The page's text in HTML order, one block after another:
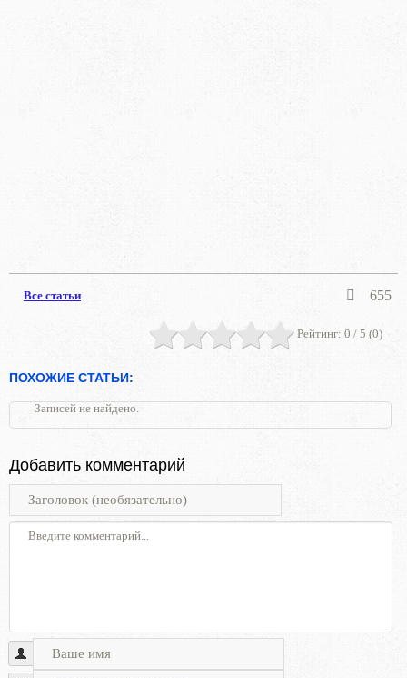
Все статьи 655
Рейтинг: 0 / 5 (0)
ПОХОЖИЕ СТАТЬИ:
Записей не найдено.
Добавить комментарий